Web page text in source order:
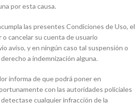
por esta causa.
las presentes Condiciones de Uso, el
cancelar su cuenta de usuario
aviso, y en ningún caso tal suspensión o
a indemnización alguna.
informa de que podrá poner en
con las autoridades policiales
cualquier infracción de la